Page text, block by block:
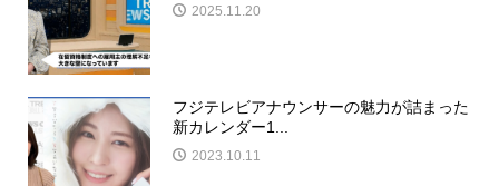
2025.11.20
フジテレビアナウンサーの魅力が詰まった
新カレンダー1...
2023.10.11